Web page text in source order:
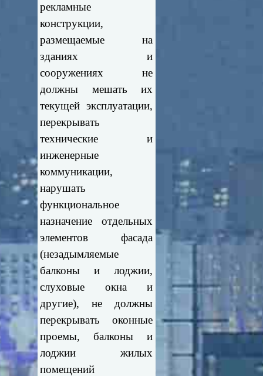
рекламные
конструкции,
размещаемые на
зданиях и
сооружениях не
должны мешать их
текущей эксплуатации,
перекрывать
технические и
инженерные
коммуникации,
нарушать
функциональное
назначение отдельных
элементов фасада
(незадымляемые
балконы и лоджии,
слуховые окна и
другие), не должны
перекрывать оконные
проемы, балконы и
лоджии жилых
помещений